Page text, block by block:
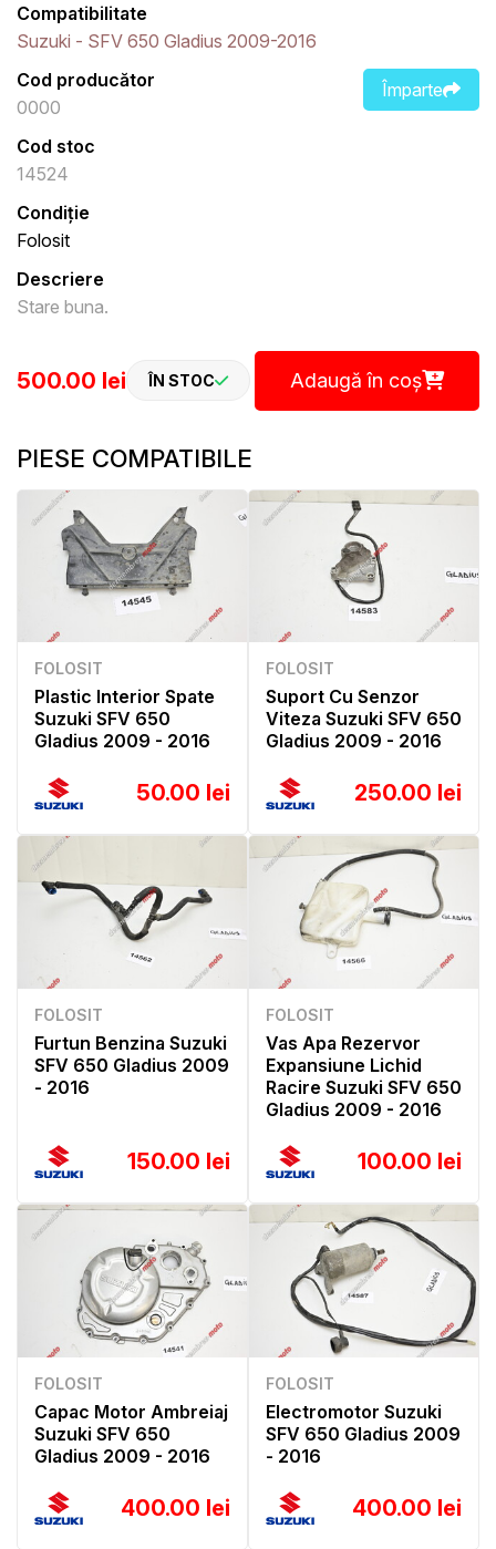
Compatibilitate
Suzuki - SFV 650 Gladius 2009-2016
Împarte
Cod producător
0000
Cod stoc
14524
Condiție
Folosit
Descriere
Stare buna.
500.00 lei ÎN STOC Adaugă în coș
PIESE COMPATIBILE
FOLOSIT
Plastic Interior Spate
Suzuki SFV 650
Gladius 2009 - 2016
50.00 lei
FOLOSIT
Suport Cu Senzor
Viteza Suzuki SFV 650
Gladius 2009 - 2016
250.00 lei
FOLOSIT
Furtun Benzina Suzuki
SFV 650 Gladius 2009
- 2016
150.00 lei
FOLOSIT
Vas Apa Rezervor
Expansiune Lichid
Racire Suzuki SFV 650
Gladius 2009 - 2016
100.00 lei
FOLOSIT
Capac Motor Ambreiaj
Suzuki SFV 650
Gladius 2009 - 2016
400.00 lei
FOLOSIT
Electromotor Suzuki
SFV 650 Gladius 2009
- 2016
400.00 lei